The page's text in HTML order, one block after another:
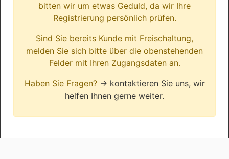
bitten wir um etwas Geduld, da wir Ihre
Registrierung persönlich prüfen.
Sind Sie bereits Kunde mit Freischaltung,
melden Sie sich bitte über die obenstehenden
Felder mit Ihren Zugangsdaten an.
Haben Sie Fragen? → kontaktieren Sie uns, wir
helfen Ihnen gerne weiter.